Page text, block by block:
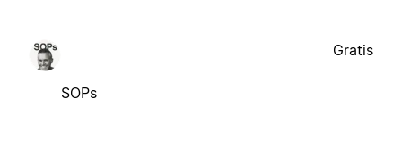
SOPs
Gratis